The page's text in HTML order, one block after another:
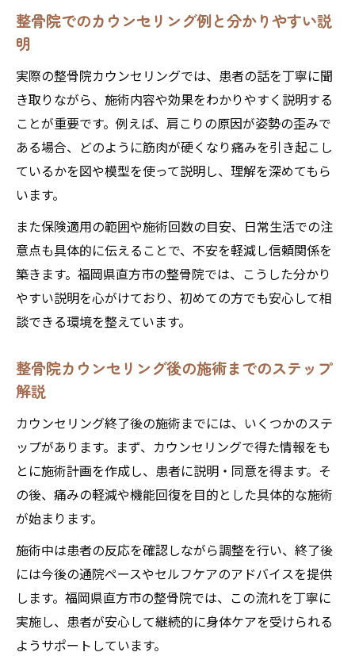
整骨院でのカウンセリング例と分かりやすい説
明
実際の整骨院カウンセリングでは、患者の話を丁寧に聞
き取りながら、施術内容や効果をわかりやすく説明する
ことが重要です。例えば、肩こりの原因が姿勢の歪みで
ある場合、どのように筋肉が硬くなり痛みを引き起こし
ているかを図や模型を使って説明し、理解を深めてもら
います。
また保険適用の範囲や施術回数の目安、日常生活での注
意点も具体的に伝えることで、不安を軽減し信頼関係を
築きます。福岡県直方市の整骨院では、こうした分かり
やすい説明を心がけており、初めての方でも安心して相
談できる環境を整えています。
整骨院カウンセリング後の施術までのステップ
解説
カウンセリング終了後の施術までには、いくつかのステ
ップがあります。まず、カウンセリングで得た情報をも
とに施術計画を作成し、患者に説明・同意を得ます。そ
の後、痛みの軽減や機能回復を目的とした具体的な施術
が始まります。
施術中は患者の反応を確認しながら調整を行い、終了後
には今後の通院ペースやセルフケアのアドバイスを提供
します。福岡県直方市の整骨院では、この流れを丁寧に
実施し、患者が安心して継続的に身体ケアを受けられる
ようサポートしています。